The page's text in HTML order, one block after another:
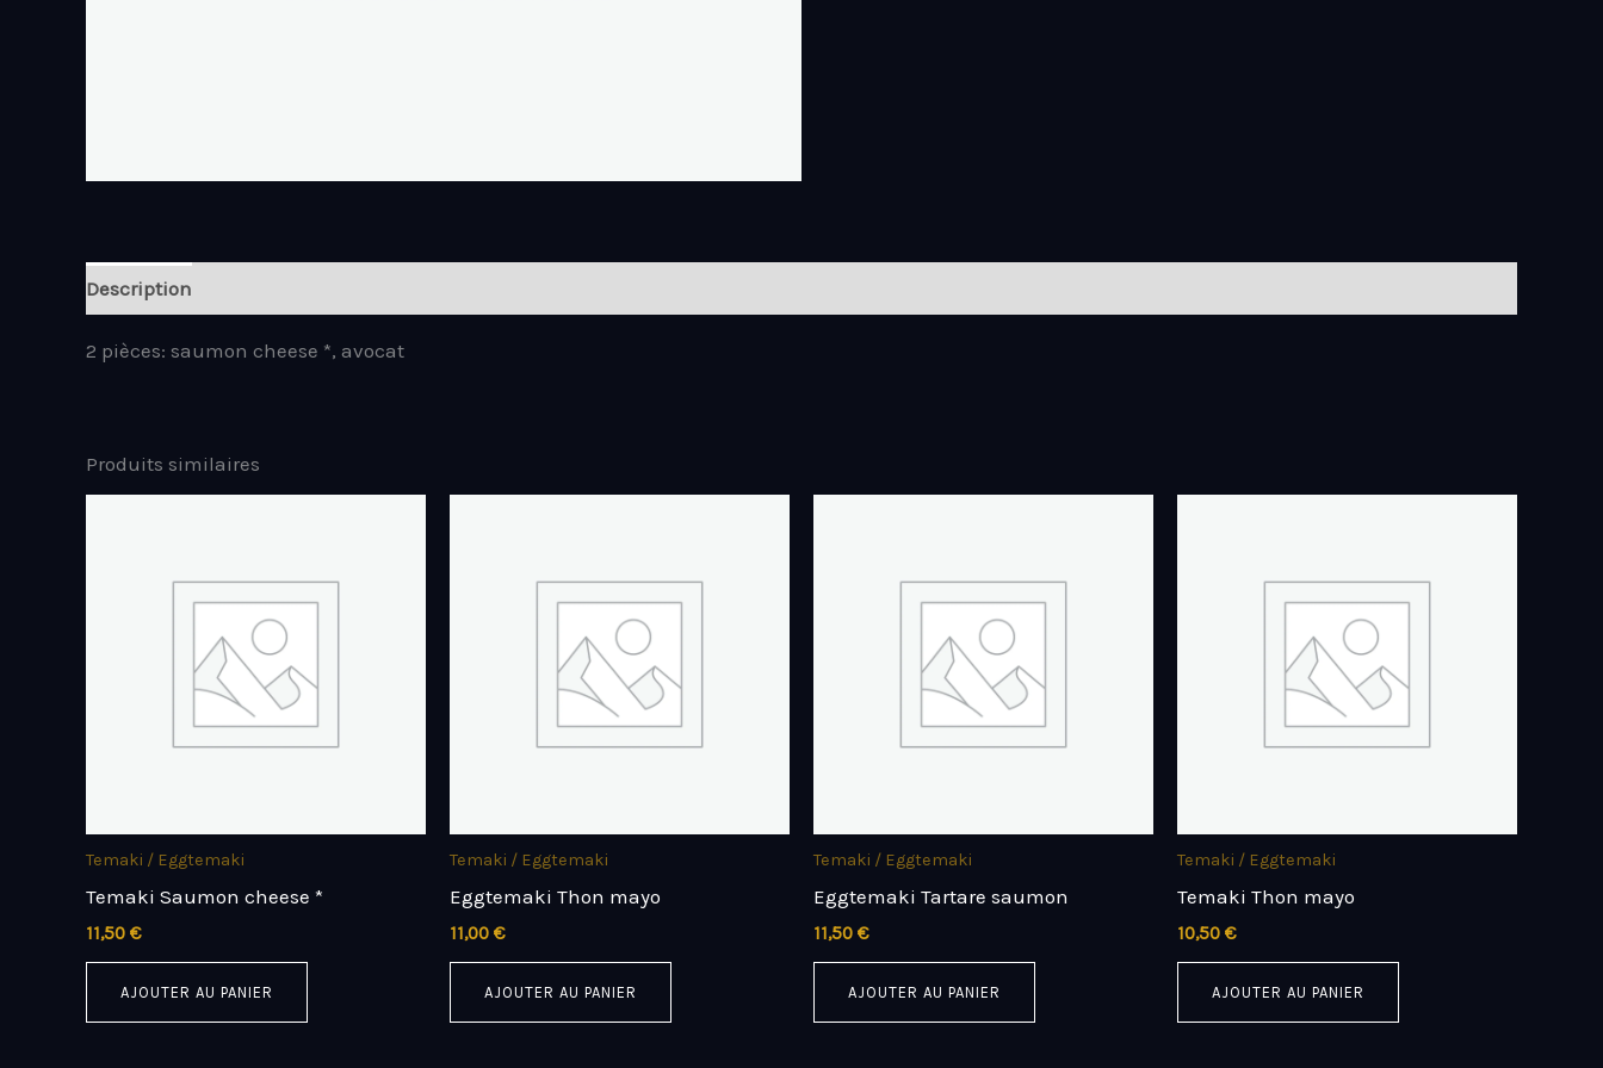
Description
2 pièces: saumon cheese *, avocat
Produits similaires
Temaki / Eggtemaki
Temaki Saumon cheese *
11,50 €
AJOUTER AU PANIER
Temaki / Eggtemaki
Eggtemaki Thon mayo
11,00 €
AJOUTER AU PANIER
Temaki / Eggtemaki
Eggtemaki Tartare saumon
11,50 €
AJOUTER AU PANIER
Temaki / Eggtemaki
Temaki Thon mayo
10,50 €
AJOUTER AU PANIER